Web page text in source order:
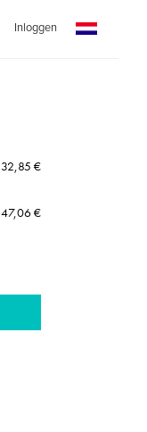
Inloggen
32,85 €
47,06 €